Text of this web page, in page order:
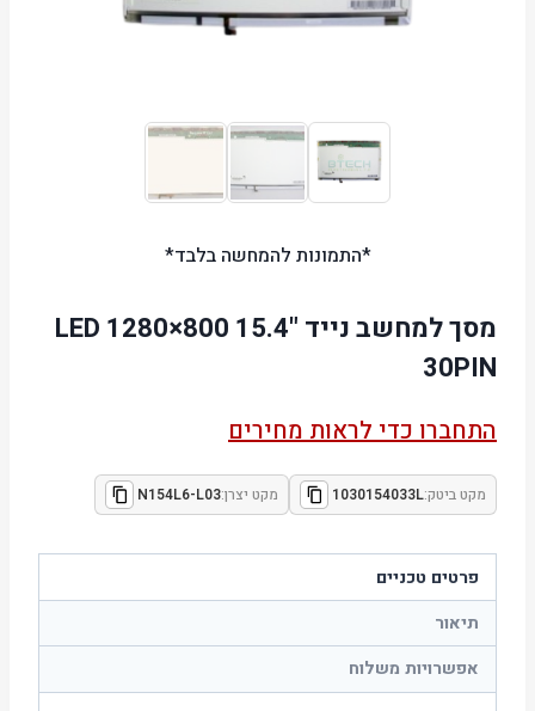
*התמונות להמחשה בלבד*
מסך למחשב נייד "15.4 LED 1280×800
30PIN
התחברו כדי לראות מחירים
מקט ביטק:1030154033L מקט יצרן:N154L6-L03
פרטים טכניים
תיאור
אפשרויות משלוח